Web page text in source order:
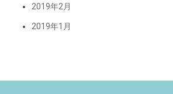
2019年2月
2019年1月